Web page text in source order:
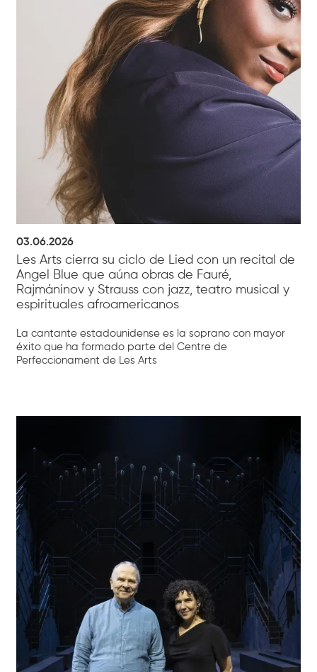
03.06.2026
Les Arts cierra su ciclo de Lied con un recital de
Angel Blue que aúna obras de Fauré,
Rajmáninov y Strauss con jazz, teatro musical y
espirituales afroamericanos
La cantante estadounidense es la soprano con mayor
éxito que ha formado parte del Centre de
Perfeccionament de Les Arts